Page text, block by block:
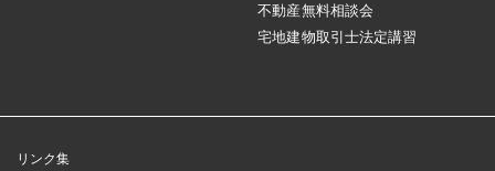
不動産無料相談会
宅地建物取引士法定講習
リンク集